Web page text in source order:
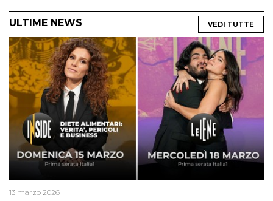
ULTIME NEWS VEDI TUTTE
13 marzo 2026